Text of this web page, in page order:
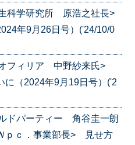
科学研究所 原浩之社長>
年9月26日号）('24/10/0
オフィリア 中野紗来氏>
に（2024年9月19日号）('2
ドパーティー 角谷圭一朗
ｃ．事業部長> 見せ方